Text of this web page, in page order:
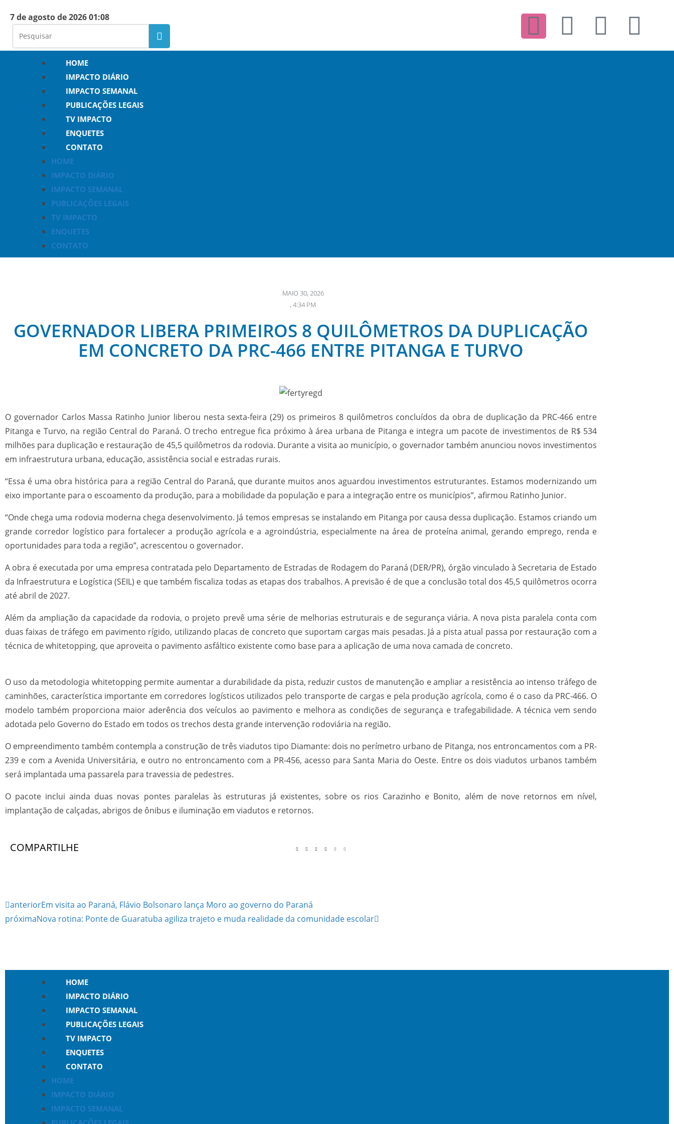
7 de agosto de 2026 01:08
HOME
IMPACTO DIÁRIO
IMPACTO SEMANAL
PUBLICAÇÕES LEGAIS
TV IMPACTO
ENQUETES
CONTATO
HOME
IMPACTO DIÁRIO
IMPACTO SEMANAL
PUBLICAÇÕES LEGAIS
TV IMPACTO
ENQUETES
CONTATO
MAIO 30, 2026
, 4:34 PM
GOVERNADOR LIBERA PRIMEIROS 8 QUILÔMETROS DA DUPLICAÇÃO
EM CONCRETO DA PRC-466 ENTRE PITANGA E TURVO
O governador Carlos Massa Ratinho Junior liberou nesta sexta-feira (29) os primeiros 8 quilômetros concluídos da obra de duplicação da PRC-466 entre
Pitanga e Turvo, na região Central do Paraná. O trecho entregue fica próximo à área urbana de Pitanga e integra um pacote de investimentos de R$ 534
milhões para duplicação e restauração de 45,5 quilômetros da rodovia. Durante a visita ao município, o governador também anunciou novos investimentos
em infraestrutura urbana, educação, assistência social e estradas rurais.
“Essa é uma obra histórica para a região Central do Paraná, que durante muitos anos aguardou investimentos estruturantes. Estamos modernizando um
eixo importante para o escoamento da produção, para a mobilidade da população e para a integração entre os municípios”, afirmou Ratinho Junior.
“Onde chega uma rodovia moderna chega desenvolvimento. Já temos empresas se instalando em Pitanga por causa dessa duplicação. Estamos criando um
grande corredor logístico para fortalecer a produção agrícola e a agroindústria, especialmente na área de proteína animal, gerando emprego, renda e
oportunidades para toda a região”, acrescentou o governador.
A obra é executada por uma empresa contratada pelo Departamento de Estradas de Rodagem do Paraná (DER/PR), órgão vinculado à Secretaria de Estado
da Infraestrutura e Logística (SEIL) e que também fiscaliza todas as etapas dos trabalhos. A previsão é de que a conclusão total dos 45,5 quilômetros ocorra
até abril de 2027.
Além da ampliação da capacidade da rodovia, o projeto prevê uma série de melhorias estruturais e de segurança viária. A nova pista paralela conta com
duas faixas de tráfego em pavimento rígido, utilizando placas de concreto que suportam cargas mais pesadas. Já a pista atual passa por restauração com a
técnica de whitetopping, que aproveita o pavimento asfáltico existente como base para a aplicação de uma nova camada de concreto.
O uso da metodologia whitetopping permite aumentar a durabilidade da pista, reduzir custos de manutenção e ampliar a resistência ao intenso tráfego de
caminhões, característica importante em corredores logísticos utilizados pelo transporte de cargas e pela produção agrícola, como é o caso da PRC-466. O
modelo também proporciona maior aderência dos veículos ao pavimento e melhora as condições de segurança e trafegabilidade. A técnica vem sendo
adotada pelo Governo do Estado em todos os trechos desta grande intervenção rodoviária na região.
O empreendimento também contempla a construção de três viadutos tipo Diamante: dois no perímetro urbano de Pitanga, nos entroncamentos com a PR-
239 e com a Avenida Universitária, e outro no entroncamento com a PR-456, acesso para Santa Maria do Oeste. Entre os dois viadutos urbanos também
será implantada uma passarela para travessia de pedestres.
O pacote inclui ainda duas novas pontes paralelas às estruturas já existentes, sobre os rios Carazinho e Bonito, além de nove retornos em nível,
implantação de calçadas, abrigos de ônibus e iluminação em viadutos e retornos.
COMPARTILHE
anteriorEm visita ao Paraná, Flávio Bolsonaro lança Moro ao governo do Paraná
próximaNova rotina: Ponte de Guaratuba agiliza trajeto e muda realidade da comunidade escolar
HOME
IMPACTO DIÁRIO
IMPACTO SEMANAL
PUBLICAÇÕES LEGAIS
TV IMPACTO
ENQUETES
CONTATO
HOME
IMPACTO DIÁRIO
IMPACTO SEMANAL